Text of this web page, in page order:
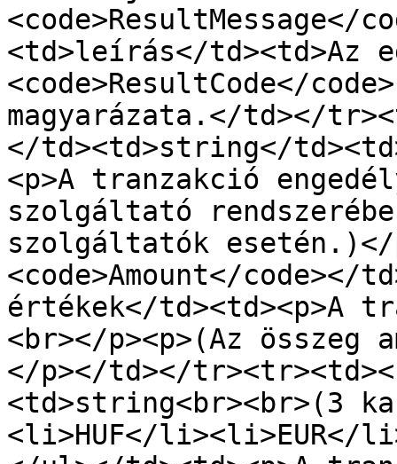
<td>leírás</td><td>Az
<code>ResultCode</
magyarázata.</td></
</td><td>string</
<p>A tranzakció
szolgáltató
szolgáltatók
<code>Amount</code></
értékek</td><td><p>A
<br></p><p>(Az
</p></td></
<td>string<br><br>(3
<li>HUF</